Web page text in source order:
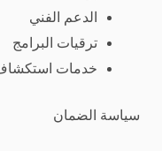
الدعم الفني
ترقيات البرامج
خدمات استكشاف
سياسة الضمان